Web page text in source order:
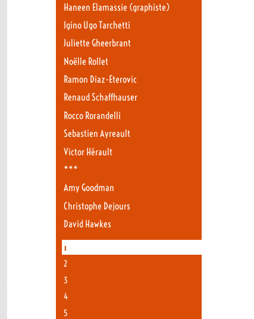
Haneen Elamassie (graphiste)
Igino Ugo Tarchetti
Juliette Gheerbrant
Noëlle Rollet
Ramon Diaz-Eterovic
Renaud Schaffhauser
Rocco Rorandelli
Sebastien Ayreault
Victor Hérault
***
Amy Goodman
Christophe Dejours
David Hawkes
1
2
3
4
5